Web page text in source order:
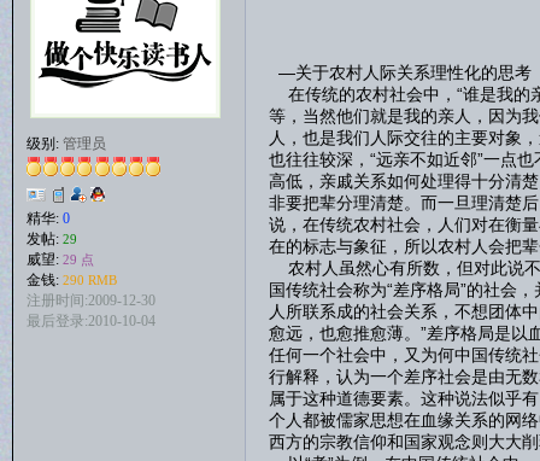
级别: 管理员
精华: 0
发帖: 29
威望: 29 点
金钱: 290 RMB
注册时间:2009-12-30
最后登录:2010-10-04
—关于农村人际关系理性化的思考
在传统的农村社会中，“谁是我的
等，当然他们就是我的亲人，因为
人，也是我们人际交往的主要对象
也往往较深，“远亲不如近邻”一点
高低，亲戚关系如何处理得十分清
非要把辈分理清楚。而一旦理清楚
说，在传统农村社会，人们对在衡
在的标志与象征，所以农村人会把
农村人虽然心有所数，但对此说
国传统社会称为“差序格局”的社会
人所联系成的社会关系，不想团体
愈远，也愈推愈薄。”差序格局是以
任何一个社会中，又为何中国传统
行解释，认为一个差序社会是由无
属于这种道德要素。这种说法似乎
个人都被儒家思想在血缘关系的网
西方的宗教信仰和国家观念则大大